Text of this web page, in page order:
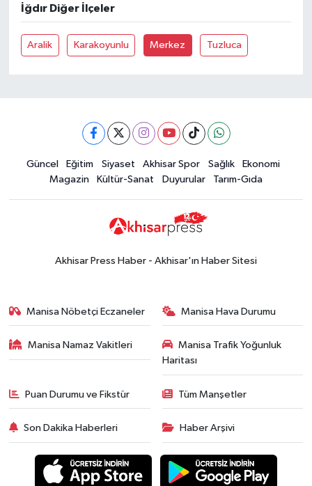
İğdır Diğer İlçeler
Aralik Karakoyunlu Merkez Tuzluca
Güncel Eğitim Siyaset Akhisar Spor Sağlık
Ekonomi
Magazin
Kültür-Sanat Duyurular Tarım-Gıda
Akhisar Press Haber - Akhisar'ın Haber Sitesi
Manisa Nöbetçi Eczaneler Manisa Hava Durumu
Manisa Namaz Vakitleri
Manisa Trafik Yoğunluk
Haritası
Puan Durumu ve Fikstür Tüm Manşetler
Son Dakika Haberleri Haber Arşivi